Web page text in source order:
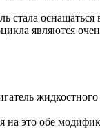
стала
являются
это обе